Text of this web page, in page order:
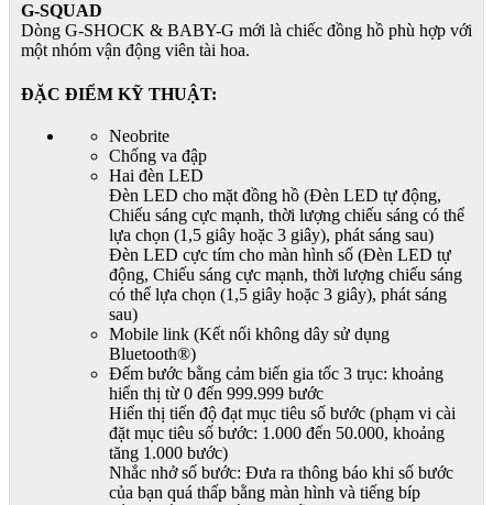
G-SQUAD
Dòng G-SHOCK & BABY-G mới là chiếc đồng hồ phù hợp với
một nhóm vận động viên tài hoa.
ĐẶC ĐIỂM KỸ THUẬT:
Neobrite
Chống va đập
Hai đèn LED
Đèn LED cho mặt đồng hồ (Đèn LED tự động,
Chiếu sáng cực mạnh, thời lượng chiếu sáng có thể
lựa chọn (1,5 giây hoặc 3 giây), phát sáng sau)
Đèn LED cực tím cho màn hình số (Đèn LED tự
động, Chiếu sáng cực mạnh, thời lượng chiếu sáng
có thể lựa chọn (1,5 giây hoặc 3 giây), phát sáng
sau)
Mobile link (Kết nối không dây sử dụng
Bluetooth®)
Đếm bước bằng cảm biến gia tốc 3 trục: khoảng
hiển thị từ 0 đến 999.999 bước
Hiển thị tiến độ đạt mục tiêu số bước (phạm vi cài
đặt mục tiêu số bước: 1.000 đến 50.000, khoảng
tăng 1.000 bước)
Nhắc nhở số bước: Đưa ra thông báo khi số bước
của bạn quá thấp bằng màn hình và tiếng bíp